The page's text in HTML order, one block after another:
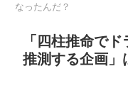
なったんだ？
「四柱推命で
推測する企画」